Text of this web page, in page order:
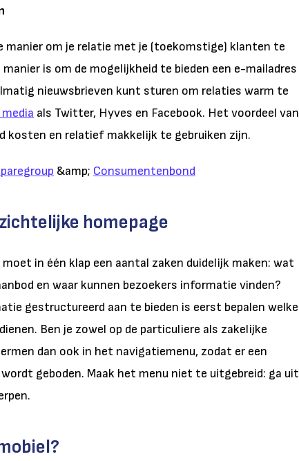
manier om je relatie met je (toekomstige) klanten te
is om de mogelijkheid te bieden een e-mailadres
nieuwsbrieven kunt sturen om relaties warm te
als Twitter, Hyves en Facebook. Het voordeel van
kosten en relatief makkelijk te gebruiken zijn.
&amp; Consumentenbond
homepage
in één klap een aantal zaken duidelijk maken: wat
en waar kunnen bezoekers informatie vinden?
gestructureerd aan te bieden is eerst bepalen welke
Ben je zowel op de particuliere als zakelijke
dan ook in het navigatiemenu, zodat er een
geboden. Maak het menu niet te uitgebreid: ga uit